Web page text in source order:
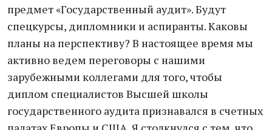
предмет «Государственный аудит». Будут
спецкурсы, дипломники и аспиранты. Каковы
планы на перспективу? В настоящее время мы
активно ведем переговоры с нашими
зарубежными коллегами для того, чтобы
диплом специалистов Высшей школы
государственного аудита признавался в счетных